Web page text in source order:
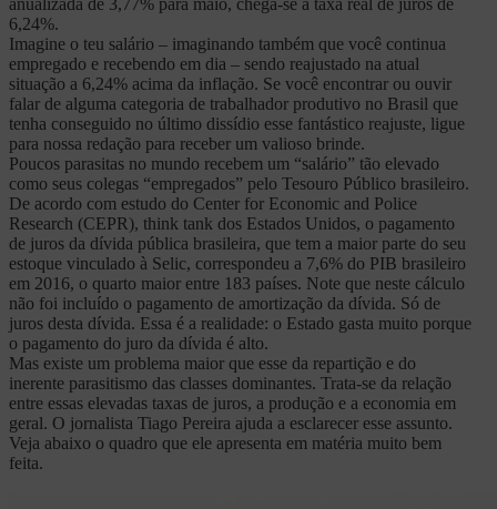
anualizada de 3,77% para maio, chega-se a taxa real de juros de
6,24%.
Imagine o teu salário – imaginando também que você continua
empregado e recebendo em dia – sendo reajustado na atual
situação a 6,24% acima da inflação. Se você encontrar ou ouvir
falar de alguma categoria de trabalhador produtivo no Brasil que
tenha conseguido no último dissídio esse fantástico reajuste, ligue
para nossa redação para receber um valioso brinde.
Poucos parasitas no mundo recebem um “salário” tão elevado
como seus colegas “empregados” pelo Tesouro Público brasileiro.
De acordo com estudo do Center for Economic and Police
Research (CEPR), think tank dos Estados Unidos, o pagamento
de juros da dívida pública brasileira, que tem a maior parte do seu
estoque vinculado à Selic, correspondeu a 7,6% do PIB brasileiro
em 2016, o quarto maior entre 183 países. Note que neste cálculo
não foi incluído o pagamento de amortização da dívida. Só de
juros desta dívida. Essa é a realidade: o Estado gasta muito porque
o pagamento do juro da dívida é alto.
Mas existe um problema maior que esse da repartição e do
inerente parasitismo das classes dominantes. Trata-se da relação
entre essas elevadas taxas de juros, a produção e a economia em
geral. O jornalista Tiago Pereira ajuda a esclarecer esse assunto.
Veja abaixo o quadro que ele apresenta em matéria muito bem
feita.